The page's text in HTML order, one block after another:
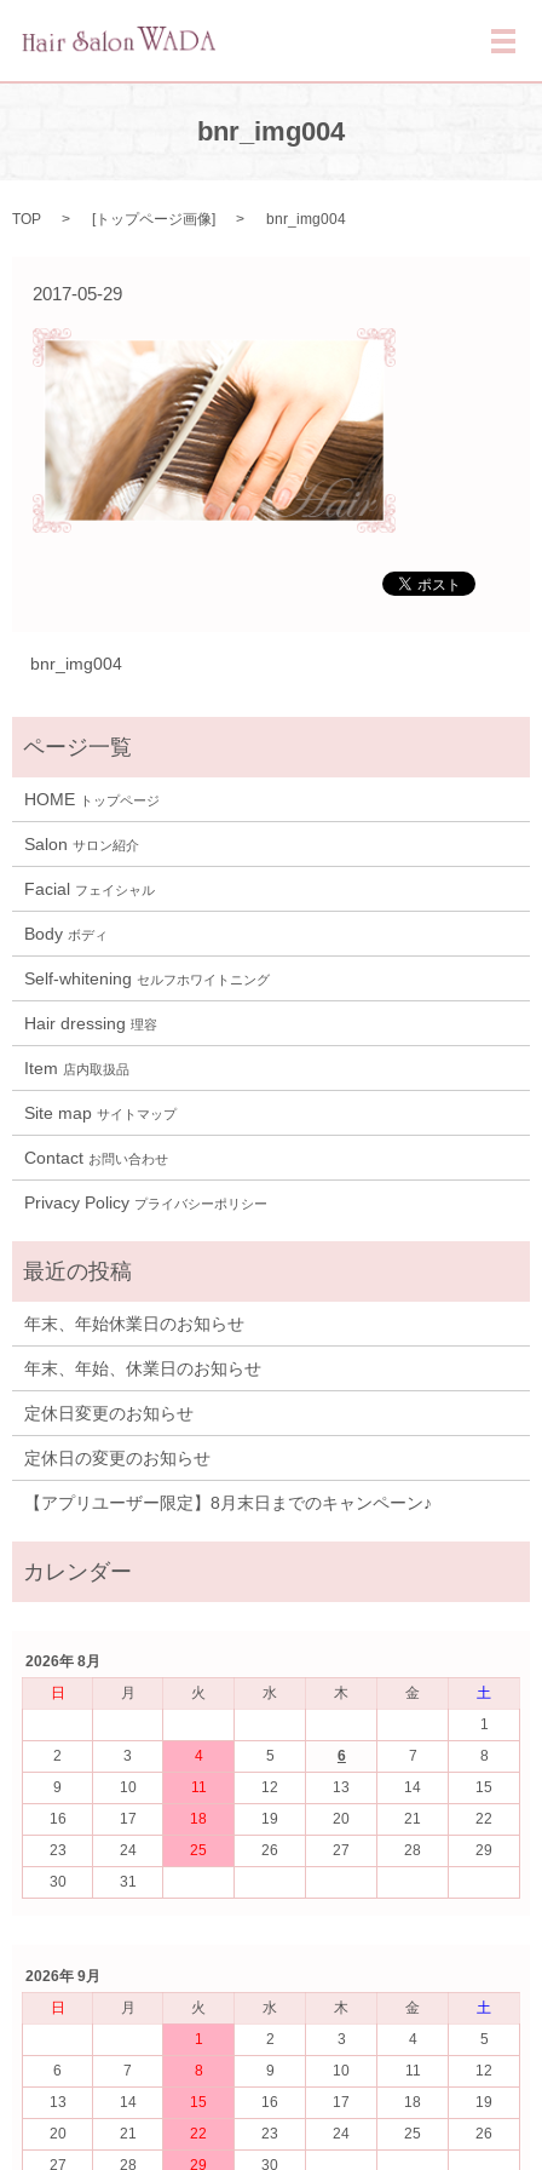
メ
bnr_img004
TOP [トップページ画像] bnr_img004
2017-05-29
bnr_img004
HOME トップページ
Salon サロン紹介
Facial フェイシャル
Body ボディ
Self-whitening セルフホワイトニング
Hair dressing 理容
Item 店内取扱品
Site map サイトマップ
Contact お問い合わせ
Privacy Policy プライバシーポリシー
年末、年始休業日のお知らせ
年末、年始、休業日のお知らせ
定休日変更のお知らせ
定休日の変更のお知らせ
【アプリユーザー限定】8月末日までのキャンペーン♪
2026年 8月
日
月 火 水 木 金
土
1
2
3 4 5 6 7
8
9
10 11 12 13 14
15
16
17 18 19 20 21
22
23
24 25 26 27 28
29
30
31
2026年 9月
日
月 火 水 木 金
土
1
2 3 4
5
6
7 8 9 10 11
12
13
14 15 16 17 18
19
20
21 22 23 24 25
26
27
28 29 30